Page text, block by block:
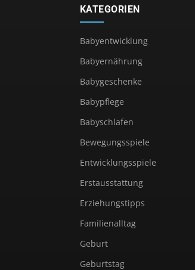
KATEGORIEN
Babyentwicklung
Babyernährung
Babygeschenke
Babypflege
Babyschlafen
Bewegungsspiele
Entwicklungsspiele
Erstausstattung
Erziehungstipps
Familienalltag
Geburt
Geburtstag